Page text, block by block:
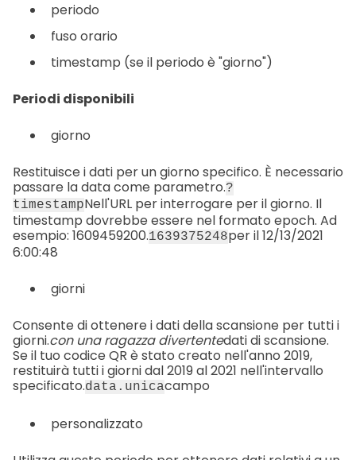
periodo
fuso orario
timestamp (se il periodo è "giorno")
Periodi disponibili
giorno
Restituisce i dati per un giorno specifico. È necessario
passare la data come parametro.?
timestampNell'URL per interrogare per il giorno. Il
timestamp dovrebbe essere nel formato epoch. Ad
esempio: 1609459200.1639375248per il 12/13/2021
6:00:48
giorni
Consente di ottenere i dati della scansione per tutti i
giorni.con una ragazza divertentedati di scansione.
Se il tuo codice QR è stato creato nell'anno 2019,
restituirà tutti i giorni dal 2019 al 2021 nell'intervallo
specificato.data.unicacampo
personalizzato